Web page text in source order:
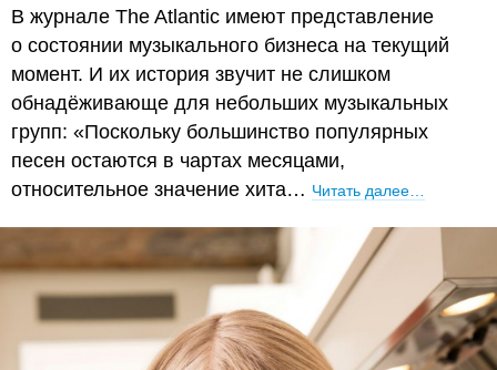
В журнале The Atlantic имеют представление
о состоянии музыкального бизнеса на текущий
момент. И их история звучит не слишком
обнадёживающе для небольших музыкальных
групп: «Поскольку большинство популярных
песен остаются в чартах месяцами,
относительное значение хита… Читать далее…